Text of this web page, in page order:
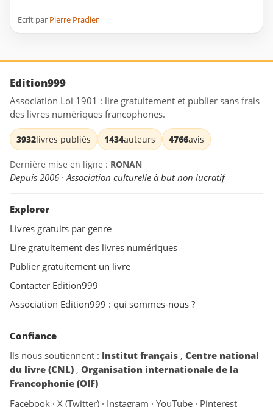
Ecrit par Pierre Pradier
Edition999
Association Loi 1901 : lire gratuitement et publier sans frais
des livres numériques francophones.
3932livres publiés 1434auteurs 4766avis
Dernière mise en ligne : RONAN
Depuis 2006 · Association culturelle à but non lucratif
Explorer
Livres gratuits par genre
Lire gratuitement des livres numériques
Publier gratuitement un livre
Contacter Edition999
Association Edition999 : qui sommes-nous ?
Confiance
Ils nous soutiennent : Institut français , Centre national
du livre (CNL) , Organisation internationale de la
Francophonie (OIF)
Facebook · X (Twitter) · Instagram · YouTube · Pinterest